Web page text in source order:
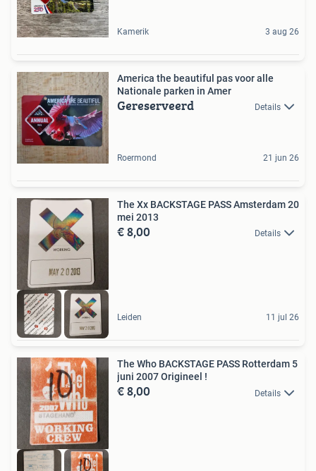
Kamerik 3 aug 26
America the beautiful pas voor alle
Nationale parken in Amer
Gereserveerd Details
Roermond 21 jun 26
The Xx BACKSTAGE PASS Amsterdam 20
mei 2013
€ 8,00 Details
Leiden 11 jul 26
The Who BACKSTAGE PASS Rotterdam 5
juni 2007 Origineel !
€ 8,00 Details